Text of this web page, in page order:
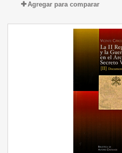
Agregar para comparar